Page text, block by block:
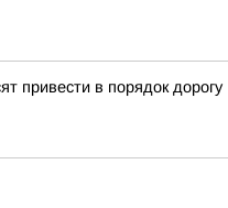
привести в порядок дорогу